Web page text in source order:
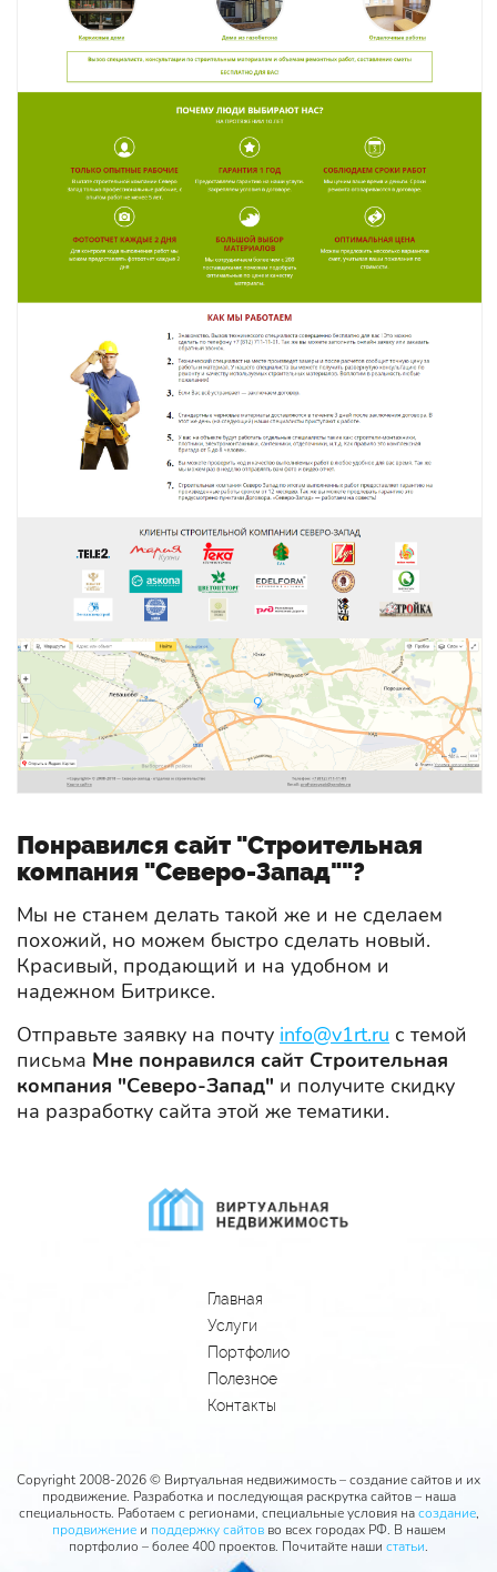
Понравился сайт "Строительная
компания "Северо-Запад""?
Мы не станем делать такой же и не сделаем
похожий, но можем быстро сделать новый.
Красивый, продающий и на удобном и
надежном Битриксе.
Отправьте заявку на почту info@v1rt.ru с темой
письма Мне понравился сайт Строительная
компания "Северо-Запад" и получите скидку
на разработку сайта этой же тематики.
Главная
Услуги
Портфолио
Полезное
Контакты
Copyright 2008-2026 © Виртуальная недвижимость – создание сайтов и их
продвижение. Разработка и последующая раскрутка сайтов – наша
специальность. Работаем с регионами, специальные условия насоздание,
продвижениеи поддержку сайтовво всех городах РФ. В нашем
портфолио – более 400 проектов. Почитайте наши статьи.